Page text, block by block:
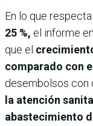
En lo que respecta
25 %, el informe
que el
comparado con
desembolsos con
la atención
abastecimiento